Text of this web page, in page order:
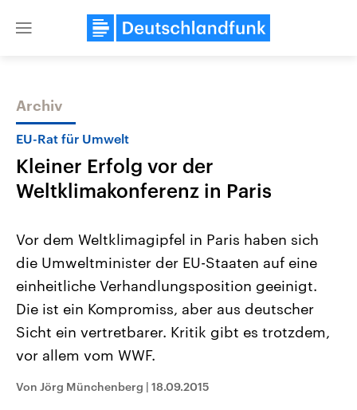
Close
Themen
Landtagswahl Sachsen-Anhalt
2026
Alle Informationen
Sachsen-Anhalt wählt am 6.
September 2026 einen neuen
Landtag. Seit 2021 wird das
Bundesland von einer Koalition aus
Umfragen, Prognosen,
Wahlprogramme, aktuelle Berichte
USA
Aktuelle Beiträge,
Hintergründe
Wirtschaftlich und
gehören die Vereinigten
den mächtigsten Ländern
Archiv
EU-Rat für Umwelt
Kleiner Erfolg vor der
Weltklimakonferenz in Paris
Vor dem Weltklimagipfel in Paris haben sich
die Umweltminister der EU-Staaten auf eine
einheitliche Verhandlungsposition geeinigt.
Die ist ein Kompromiss, aber aus deutscher
Sicht ein vertretbarer. Kritik gibt es trotzdem,
vor allem vom WWF.
Von Jörg Münchenberg | 18.09.2015